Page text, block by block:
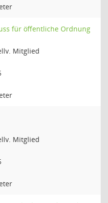
für öffentliche Ordnung
Mitglied
Mitglied